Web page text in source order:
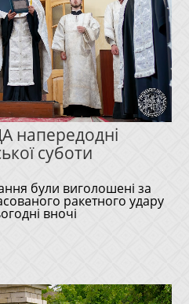
напередодні
суботи
були виголошені за
ракетного удару
вночі